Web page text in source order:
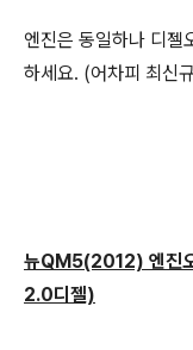
엔진은 동일하나 디
하세요. (어차피 최신
뉴QM5(2012) 엔진
2.0디젤)